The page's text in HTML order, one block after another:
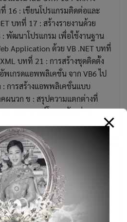
16 : เขียนโปรแกรมติดต่อและ
บทที่ 17 : สร้างรายงานด้วย
พัฒนาโปรแกรม เพื่อใช้งานฐาน
Application ด้วย VB .NET บทที่
บทที่ 21 : การสร้างชุดติดตั้ง
เกรดแอพพลิเคชั่น จาก VB6 ไป
: การสร้างแอพพลิเคชั่นแบบ
คผนวก ข : สรุปความแตกต่างที่
.NET ดาวน์โหลด ตัวอย่าง